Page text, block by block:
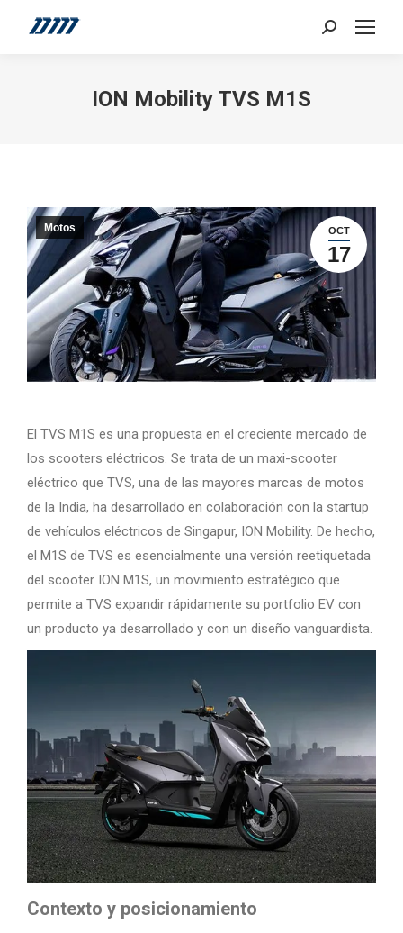
Search:
ION Mobility TVS M1S
OCT
17
Motos
El TVS M1S es una propuesta en el creciente mercado de
los scooters eléctricos. Se trata de un maxi-scooter
eléctrico que TVS, una de las mayores marcas de motos
de la India, ha desarrollado en colaboración con la startup
de vehículos eléctricos de Singapur, ION Mobility. De hecho,
el M1S de TVS es esencialmente una versión reetiquetada
del scooter ION M1S, un movimiento estratégico que
permite a TVS expandir rápidamente su portfolio EV con
un producto ya desarrollado y con un diseño vanguardista.
Contexto y posicionamiento